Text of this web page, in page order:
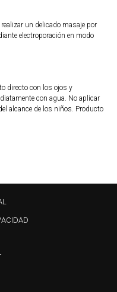
un delicado masaje por
electroporación en modo
directo con los ojos y
con agua. No aplicar
alcance de los niños. Producto